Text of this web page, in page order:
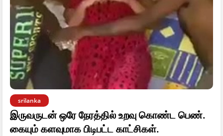
srilanka
இருவருடன் ஒரே நேரத்தில் உறவு கொண்ட பெண்.
கையும் களவுமாக பிடிபட்ட காட்சிகள்.